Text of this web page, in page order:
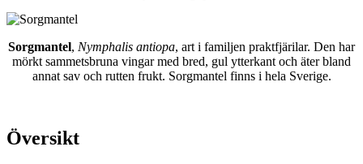
Sorgmantel, Nymphalis antiopa, art i familjen praktfjärilar. Den har
mörkt sammetsbruna vingar med bred, gul ytterkant och äter bland
annat sav och rutten frukt. Sorgmantel finns i hela Sverige.
Översikt